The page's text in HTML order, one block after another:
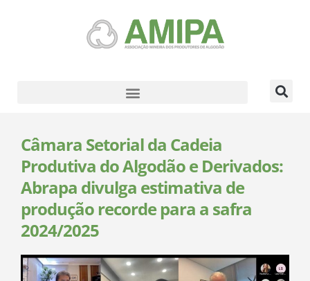
Câmara Setorial da Cadeia
Produtiva do Algodão e Derivados:
Abrapa divulga estimativa de
produção recorde para a safra
2024/2025